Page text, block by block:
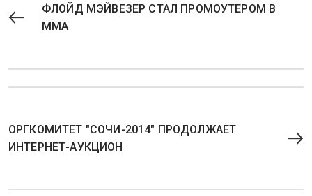
ФЛОЙД МЭЙВЕЗЕР СТАЛ ПРОМОУТЕРОМ В
MMA
ОРГКОМИТЕТ "СОЧИ-2014" ПРОДОЛЖАЕТ
ИНТЕРНЕТ-АУКЦИОН